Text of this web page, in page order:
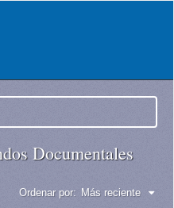
Documentales
Ordenar por: Más reciente